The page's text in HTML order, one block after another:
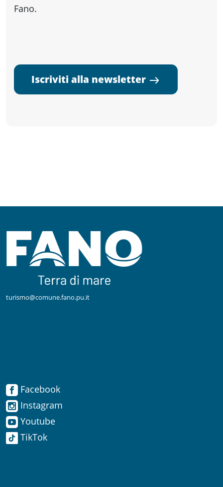
Instagram
Youtube
Fano.
Iscriviti alla newsletter
turismo@comune.fano.pu.it
Facebook
Instagram
Youtube
TikTok